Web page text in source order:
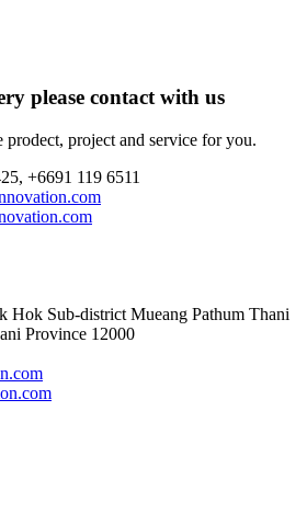
please contactwith us
prodect, project and service for you.
+6691 119 6511
Hok Sub-district Mueang Pathum Thani
Province 12000